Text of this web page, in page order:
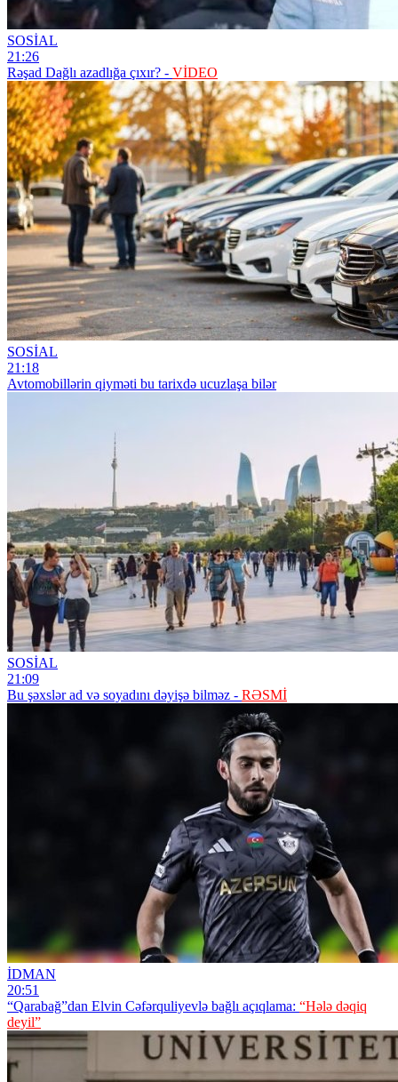
SOSİAL
21:26
Rəşad Dağlı azadlığa çıxır? - VİDEO
SOSİAL
21:18
Avtomobillərin qiyməti bu tarixdə ucuzlaşa bilər
SOSİAL
21:09
Bu şəxslər ad və soyadını dəyişə bilməz - RƏSMİ
İDMAN
20:51
“Qarabağ”dan Elvin Cəfərquliyevlə bağlı açıqlama: “Hələ dəqiq
deyil”